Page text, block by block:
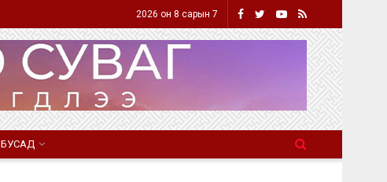
2026 он 8 сарын 7
БУСАД